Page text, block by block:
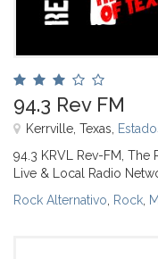
94.3 Rev FM
Kerrville, Texas,
94.3 KRVL Rev-FM,
Live & Local Radio
Rock Alternativo Rock